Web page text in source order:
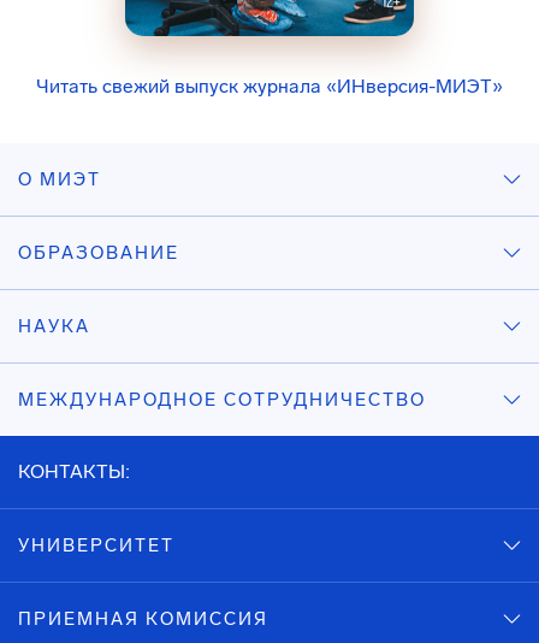
Читать свежий выпуск журнала «ИНверсия-МИЭТ»
О МИЭТ
ОБРАЗОВАНИЕ
НАУКА
МЕЖДУНАРОДНОЕ СОТРУДНИЧЕСТВО
КОНТАКТЫ:
УНИВЕРСИТЕТ
ПРИЕМНАЯ КОМИССИЯ